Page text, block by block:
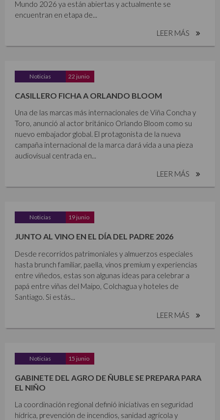
Mundo 2026 ya están abiertas y actualmente se
encuentran en etapa de...
LEER MÁS
Noticias 22 junio
CASILLERO FICHA A ORLANDO BLOOM
Una de las marcas más internacionales de Viña Concha y
Toro, anunció al actor británico Orlando Bloom como su
nuevo embajador global. El protagonista de la nueva
campaña internacional de la marca dará vida a una pieza
audiovisual centrada en...
LEER MÁS
Noticias 19 junio
JUNTO AL VINO EN EL DÍA DEL PADRE 2026
Desde recorridos patrimoniales y almuerzos especiales
hasta brunch familiar, paella, vinos premium y experiencias
entre viñedos, estas son algunas ideas para celebrar a
papá entre viñas del Maipo, Colchagua y hoteles de
Santiago. Si estás...
LEER MÁS
Noticias 15 junio
GABINETE DEL AGRO DE ÑUBLE SE PREPARA PARA
EL NIÑO
La coordinación regional definió iniciativas en seguridad
hídrica, prevención de incendios, sanidad agrícola y